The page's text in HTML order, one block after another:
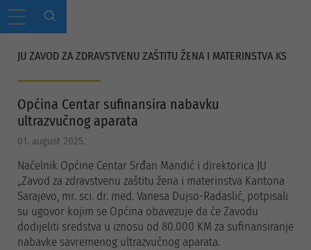
JU ZAVOD ZA ZDRAVSTVENU ZAŠTITU ŽENA I MATERINSTVA KS
Općina Centar sufinansira nabavku
ultrazvučnog aparata
01. august 2025.
Načelnik Općine Centar Srđan Mandić i direktorica JU
„Zavod za zdravstvenu zaštitu žena i materinstva Kantona
Sarajevo, mr. sci. dr. med. Vanesa Dujso-Radaslić, potpisali
su ugovor kojim se Općina obavezuje da će Zavodu
dodijeliti sredstva u iznosu od 80.000 KM za sufinansiranje
nabavke savremenog ultrazvučnog aparata.